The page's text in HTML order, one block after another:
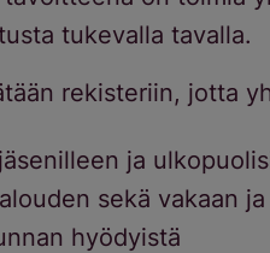
tukevalla tavalla.
rekisteriin, jotta
ja
sekä vakaan
hyödyistä